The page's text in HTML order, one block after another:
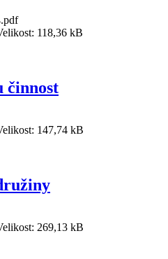
118,36 kB
činnost
147,74 kB
269,13 kB